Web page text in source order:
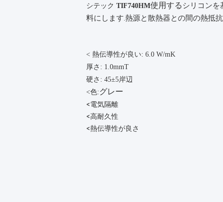
シテック TIF740HM使用するシリコンを
料にします.熱源と散熱器との間の熱抵
< 熱伝導性が良い: 6.0 W/mK
厚さ: 1.0mmT
硬さ: 45±5岸辺
<色:グレー
<電気隔離
<高耐久性
<熱伝導性が良さ